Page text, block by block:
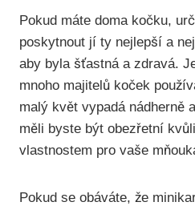
Pokud máte doma kočku,
poskytnout jí ty nejlepší a
aby byla šťastná a zdravá.
mnoho majitelů koček
malý květ vypadá nádherně
měli byste být obezřetní
vlastnostem pro vaše
Pokud se obáváte, že